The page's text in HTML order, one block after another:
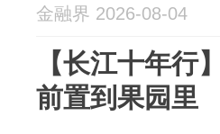
金融界 2026-08-04
【长江十年行
前置到果园里